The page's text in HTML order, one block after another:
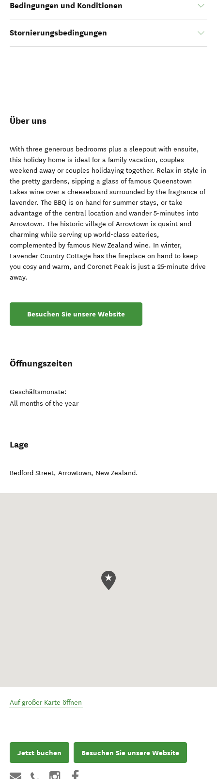
Bedingungen und Konditionen
Stornierungsbedingungen
Über uns
With three generous bedrooms plus a sleepout with ensuite,
this holiday home is ideal for a family vacation, couples
weekend away or couples holidaying together. Relax in style in
the pretty gardens, sipping a glass of famous Queenstown
Lakes wine over a cheeseboard surrounded by the fragrance of
lavender. The BBQ is on hand for summer stays, or take
advantage of the central location and wander 5-minutes into
Arrowtown. The historic village of Arrowtown is quaint and
charming while serving up world-class eateries,
complemented by famous New Zealand wine. In winter,
Lavender Country Cottage has the fireplace on hand to keep
you cosy and warm, and Coronet Peak is just a 25-minute drive
away.
Besuchen Sie unsere Website
Öffnungszeiten
Geschäftsmonate:
All months of the year
Lage
Bedford Street, Arrowtown, New Zealand.
Auf großer Karte öffnen
Jetzt buchen Besuchen Sie unsere Website